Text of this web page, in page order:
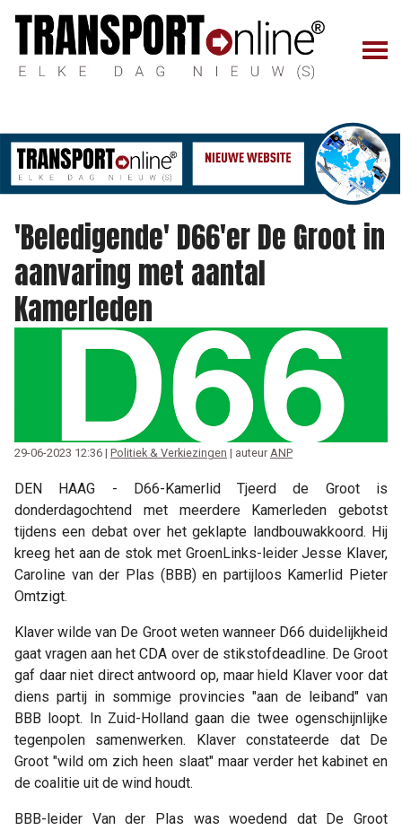
'Beledigende' D66'er De Groot in
aanvaring met aantal
Kamerleden
29-06-2023 12:36 | Politiek & Verkiezingen | auteur ANP
DEN HAAG - D66-Kamerlid Tjeerd de Groot is
donderdagochtend met meerdere Kamerleden gebotst
tijdens een debat over het geklapte landbouwakkoord. Hij
kreeg het aan de stok met GroenLinks-leider Jesse Klaver,
Caroline van der Plas (BBB) en partijloos Kamerlid Pieter
Omtzigt.
Klaver wilde van De Groot weten wanneer D66 duidelijkheid
gaat vragen aan het CDA over de stikstofdeadline. De Groot
gaf daar niet direct antwoord op, maar hield Klaver voor dat
diens partij in sommige provincies "aan de leiband" van
BBB loopt. In Zuid-Holland gaan die twee ogenschijnlijke
tegenpolen samenwerken. Klaver constateerde dat De
Groot "wild om zich heen slaat" maar verder het kabinet en
de coalitie uit de wind houdt.
BBB-leider Van der Plas was woedend dat De Groot